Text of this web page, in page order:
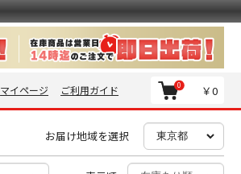
マイページ ご利用ガイド ￥0
0
お届け地域を選択